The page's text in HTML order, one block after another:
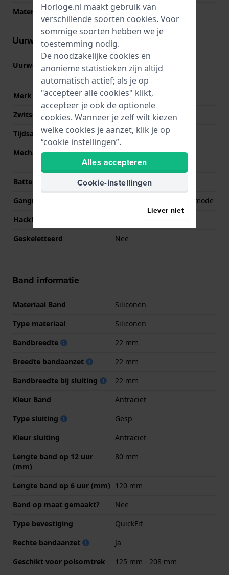
Materiaal bezel Titanium
Uurwerk informatie
Uurwerk nr. G-FENIX8-47MM
specificaties
Merk uurwerk
Garmin
Zwitsers uurwerk
Nee
Tijdsaanduiding
Digitaal
Mechanisme
SOC (System-On-Chip)
Module
Batterij
Rechargeable Battery
Gangreserve
29 days in smartwatch mode
Hackbaar
Geskeletteerd
Nee
Band informatie
Materiaal Band
Siliconen
Type materiaal
Siliconen
Bandbreedte
22 mm
Breedte bandaanzet
22 mm
Bandbreedte bij sluiting
22 mm
Kleur Band
Antraciet
Type sluiting
Gesp
Kleur sluiting
Antraciet
Lengte band op 12 uur
(mm)
80 mm
Lengte band op 6 uur (mm) 120 mm
Band op maat gemaakt?
Nee
Type bevestiging
QuickFit
Rechte bandaanzet
Ja
Geschikt voor polsomtrek
125 mm - 208 mm
Horloge.nl maakt gebruik van
verschillende soorten cookies. Voor
sommige soorten hebben we je
toestemming nodig.
De noodzakelijke cookies en
anonieme statistieken zijn altijd
automatisch actief; als je op
"accepteer alle cookies" klikt,
accepteer je ook de optionele
cookies. Wanneer je zelf wilt kiezen
welke cookies je aanzet, klik je op
“cookie instellingen”.
Alles accepteren
Cookie-instellingen
Liever niet